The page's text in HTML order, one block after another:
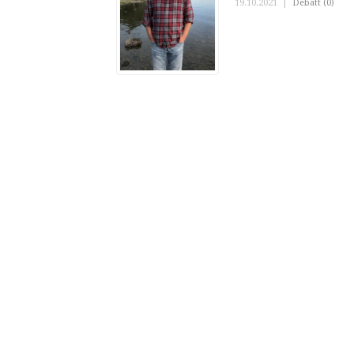
19.10.2021 | Debatt (0)